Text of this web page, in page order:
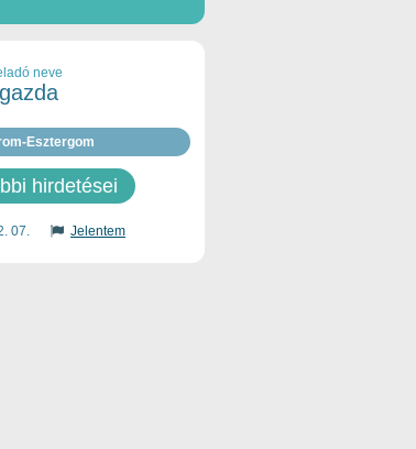
neve
gazda
Esztergom
hirdetései
07. Jelentem